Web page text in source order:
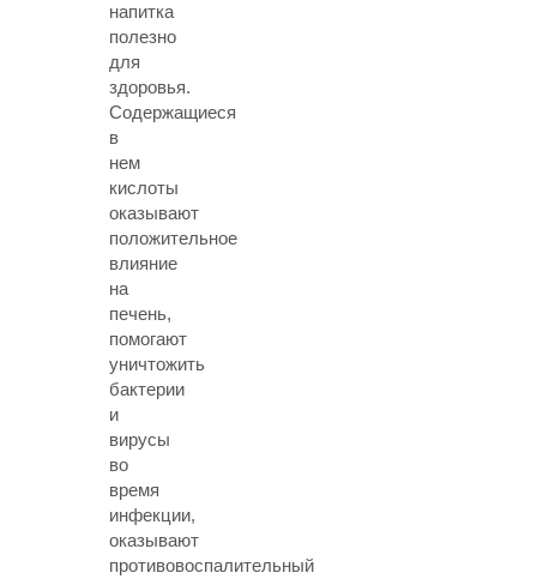
напитка
полезно
для
здоровья.
Содержащиеся
в
нем
кислоты
оказывают
положительное
влияние
на
печень,
помогают
уничтожить
бактерии
и
вирусы
во
время
инфекции,
оказывают
противовоспалительный